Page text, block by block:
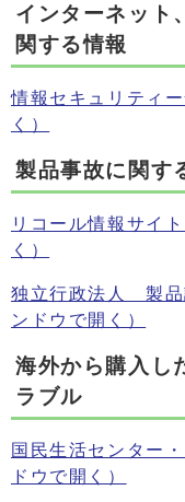
インターネット
関する情報
情報セキュリティ
く）
製品事故に関す
リコール情報サ
く）
独立行政法人 製品
ンドウで開く）
海外から購入し
ラブル
国民生活センター
ドウで開く）